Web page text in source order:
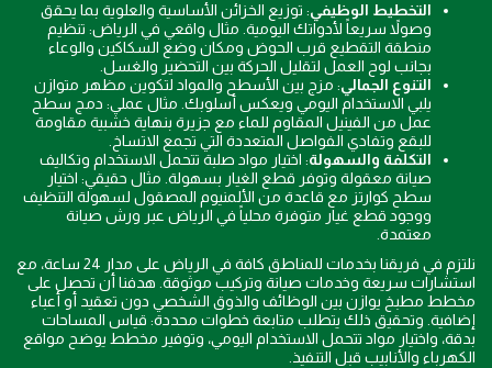
التخطيط الوظيفي: توزيع الخزائن الأساسية والعلوية بما يحقق
وصولاً سريعاً لأدواتك اليومية. مثال واقعي في الرياض: تنظيم
منطقة التقطيع قرب الحوض ومكان وضع السكاكين والوعاء
بجانب لوح العمل لتقليل الحركة بين التحضير والغسل.
التنوع الجمالي: مزج بين الأسطح والمواد لتكوين مظهر متوازن
يلبي الاستخدام اليومي ويعكس أسلوبك. مثال عملي: دمج سطح
عمل من الفينيل المقاوم للماء مع جزيرة بنهاية خشبية مقاومة
للبقع وتفادي الفواصل المتعددة التي تجمع الاتساخ.
التكلفة والسهولة: اختيار مواد صلبة تتحمل الاستخدام وتكاليف
صيانة معقولة وتوفر قطع الغيار بسهولة. مثال حقيقي: اختيار
سطح كوارتز مع قاعدة من الألمنيوم المصقول لسهولة التنظيف
ووجود قطع غيار متوفرة محلياً في الرياض عبر ورش صيانة
معتمدة.
نلتزم في فريقنا بخدمات للمناطق كافة في الرياض على مدار 24 ساعة، مع
استشارات سريعة وخدمات صيانة وتركيب موثوقة. هدفنا أن تحصل على
مخطط مطبخ يوازن بين الوظائف والذوق الشخصي دون تعقيد أو أعباء
إضافية. وتحقيق ذلك يتطلب متابعة خطوات محددة: قياس المساحات
بدقة، واختيار مواد تتحمل الاستخدام اليومي، وتوفير مخطط يوضح مواقع
الكهرباء والأنابيب قبل التنفيذ.